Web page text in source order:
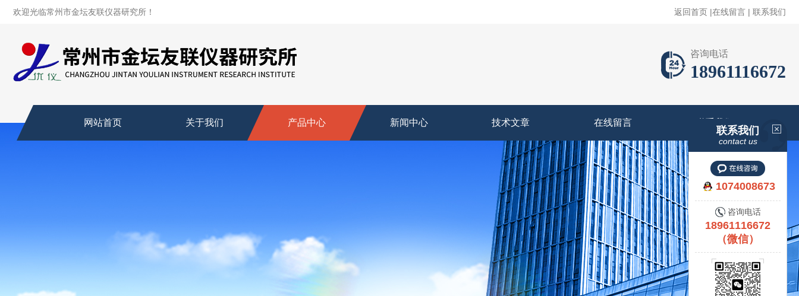
欢迎光临常州市金坛友联仪器研究所！ 返回首页 |在线留言 | 联系我们
咨询电话
18961116672
网站首页 关于我们 产品中心 新闻中心 技术文章 在线留言 联系我们
联系我们
contact us
1074008673
咨询电话
18961116672
（微信）